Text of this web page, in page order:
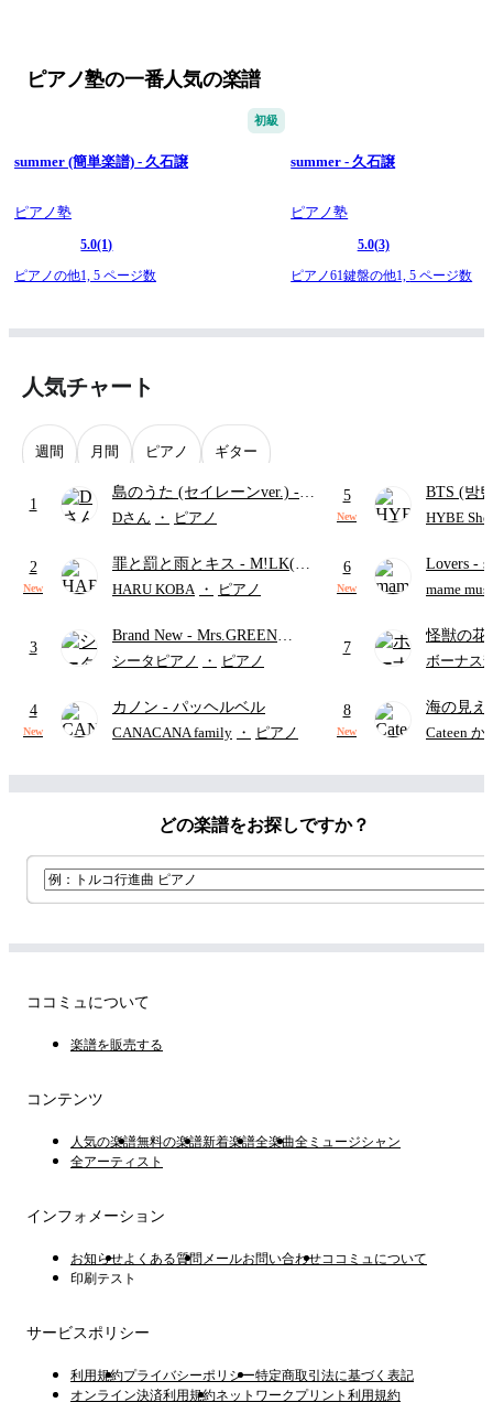
ピアノ塾の一番人気の楽譜
初級
summer (簡単楽譜) - 久石譲
ピアノ塾
5.0(1)
ピアノの他1, 5 ページ数
summer - 久石譲
ピアノ塾
5.0(3)
ピアノ61鍵盤の他1,5 ページ数
人気チャート
週間 月間 ピアノ ギター
1
島のうた (セイレーンver.) -
セイレーン(CV.鈴木みのり)
ード・ペダル付き/『映画ちい
かわ 人魚の島のひみつ』よ
Dさん ・ ピアノ
2
New
罪と罰と雨とキス - M!LK(佐
野勇斗&吉田仁人)
HARU KOBA ・ ピアノ
3
Brand New - Mrs.GREEN
APPLE
シータピアノ ・ ピアノ
4
New
カノン - パッヘルベル
CANACANA family ・ ピアノ
5
New
BTS (방
HYBE
6
New
Lovers -
ト)
mame
7
怪獣の
ードパー
ボーナス
8
New
海の見
Cateen か
どの楽譜をお探しですか？
ココミュについて
楽譜を販売する
コンテンツ
人気の楽譜無料の楽譜新着楽譜全楽曲全ミュージシャン
全アーティスト
インフォメーション
お知らせよくある質問 メールお問い合わせココミュについて
印刷テスト
サービスポリシー
利用規約プライバシーポリシー特定商取引法に基づく表記
オンライン決済利用規約ネットワークプリント利用規約